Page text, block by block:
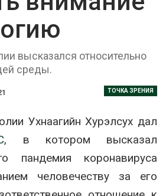
высказался относительно
среды.
ТОЧКА ЗРЕНИЯ
Ухнаагийн Хурэлсух дал
, в котором высказал
пандемия коронавируса
человечеству за его